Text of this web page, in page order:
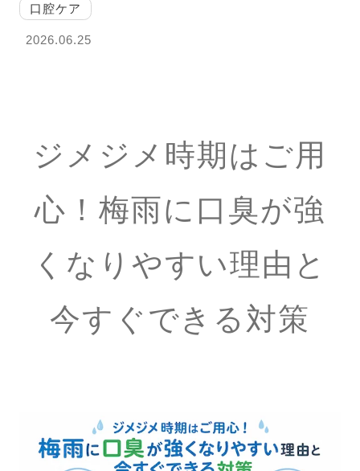
口腔ケア
2026.06.25
ジメジメ時期はご用
心！梅雨に口臭が強
くなりやすい理由と
今すぐできる対策